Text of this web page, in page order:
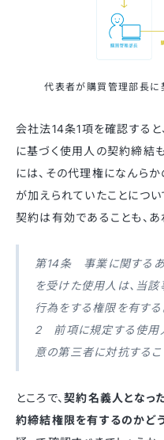
代表者が購買管理部長に
会社法14条1項を確認すると
に基づく使用人の契約締結
には、その代理権になんら
が加えられていたことにつ
契約は有効であることも、あ
第14条 事業に関する
を受けた使用人は、当
行為をする権限を有する
2 前項に規定する使用
意の第三者に対抗するこ
ところで、契約名義人となっ
約締結権限を有するのかど